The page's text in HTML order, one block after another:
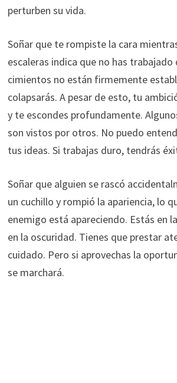
perturben su vida.
Soñar que te rompiste la cara
escaleras indica que no has trabajado
cimientos no están firmemente
colapsarás. A pesar de esto, tu
y te escondes profundamente.
son vistos por otros. No puedo
tus ideas. Si trabajas duro, tendrás
Soñar que alguien se rascó
un cuchillo y rompió la apariencia, lo
enemigo está apareciendo. Estás en
en la oscuridad. Tienes que prestar
cuidado. Pero si aprovechas la
se marchará.